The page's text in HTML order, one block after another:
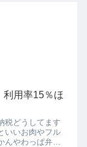
利用率15％ほ
税どうしてます
いいお肉やフル
やわっぱ弁当